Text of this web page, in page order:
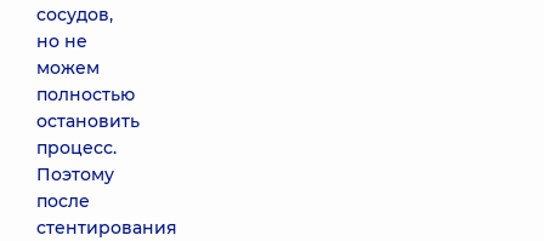
сосудов,
но не
можем
полностью
остановить
процесс.
Поэтому
после
стентирования